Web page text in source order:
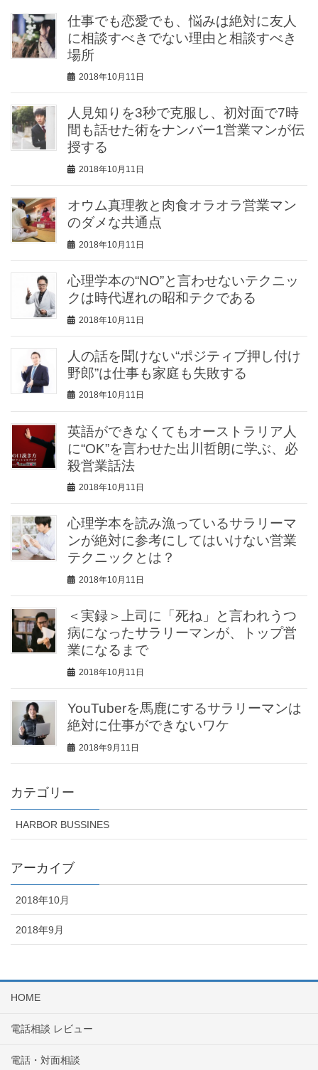
仕事でも恋愛でも、悩みは絶対に友人
に相談すべきでない理由と相談すべき
場所
2018年10月11日
人見知りを3秒で克服し、初対面で7時
間も話せた術をナンバー1営業マンが伝
授する
2018年10月11日
オウム真理教と肉食オラオラ営業マン
のダメな共通点
2018年10月11日
心理学本の“NO”と言わせないテクニッ
クは時代遅れの昭和テクである
2018年10月11日
人の話を聞けない“ポジティブ押し付け
野郎”は仕事も家庭も失敗する
2018年10月11日
英語ができなくてもオーストラリア人
に“OK”を言わせた出川哲朗に学ぶ、必
殺営業話法
2018年10月11日
心理学本を読み漁っているサラリーマ
ンが絶対に参考にしてはいけない営業
テクニックとは？
2018年10月11日
＜実録＞上司に「死ね」と言われうつ
病になったサラリーマンが、トップ営
業になるまで
2018年10月11日
YouTuberを馬鹿にするサラリーマンは
絶対に仕事ができないワケ
2018年9月11日
カテゴリー
HARBOR BUSSINES
アーカイブ
2018年10月
2018年9月
HOME
電話相談 レビュー
電話・対面相談